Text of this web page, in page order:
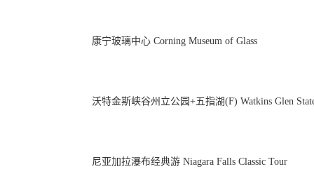
康宁玻璃中心 Corning Museum of Glass
沃特金斯峡谷州立公园+五指湖(F) Watkins Glen
尼亚加拉瀑布经典游 Niagara Falls Classic Tour